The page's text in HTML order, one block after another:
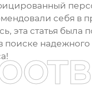
себя в
эта статья была
поиске